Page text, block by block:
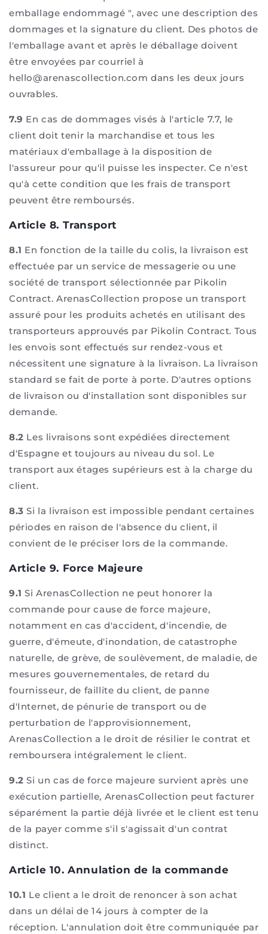
emballage endommagé ", avec une description des
dommages et la signature du client. Des photos de
l'emballage avant et après le déballage doivent
être envoyées par courriel à
hello@arenascollection.com dans les deux jours
ouvrables.
7.9 En cas de dommages visés à l'article 7.7, le
client doit tenir la marchandise et tous les
matériaux d'emballage à la disposition de
l'assureur pour qu'il puisse les inspecter. Ce n'est
qu'à cette condition que les frais de transport
peuvent être remboursés.
Article 8. Transport
8.1 En fonction de la taille du colis, la livraison est
effectuée par un service de messagerie ou une
société de transport sélectionnée par Pikolin
Contract. ArenasCollection propose un transport
assuré pour les produits achetés en utilisant des
transporteurs approuvés par Pikolin Contract. Tous
les envois sont effectués sur rendez-vous et
nécessitent une signature à la livraison. La livraison
standard se fait de porte à porte. D'autres options
de livraison ou d'installation sont disponibles sur
demande.
8.2 Les livraisons sont expédiées directement
d'Espagne et toujours au niveau du sol. Le
transport aux étages supérieurs est à la charge du
client.
8.3 Si la livraison est impossible pendant certaines
périodes en raison de l'absence du client, il
convient de le préciser lors de la commande.
Article 9. Force Majeure
9.1 Si ArenasCollection ne peut honorer la
commande pour cause de force majeure,
notamment en cas d'accident, d'incendie, de
guerre, d'émeute, d'inondation, de catastrophe
naturelle, de grève, de soulèvement, de maladie, de
mesures gouvernementales, de retard du
fournisseur, de faillite du client, de panne
d'Internet, de pénurie de transport ou de
perturbation de l'approvisionnement,
ArenasCollection a le droit de résilier le contrat et
remboursera intégralement le client.
9.2 Si un cas de force majeure survient après une
exécution partielle, ArenasCollection peut facturer
séparément la partie déjà livrée et le client est tenu
de la payer comme s'il s'agissait d'un contrat
distinct.
Article 10. Annulation de la commande
10.1 Le client a le droit de renoncer à son achat
dans un délai de 14 jours à compter de la
réception. L'annulation doit être communiquée par